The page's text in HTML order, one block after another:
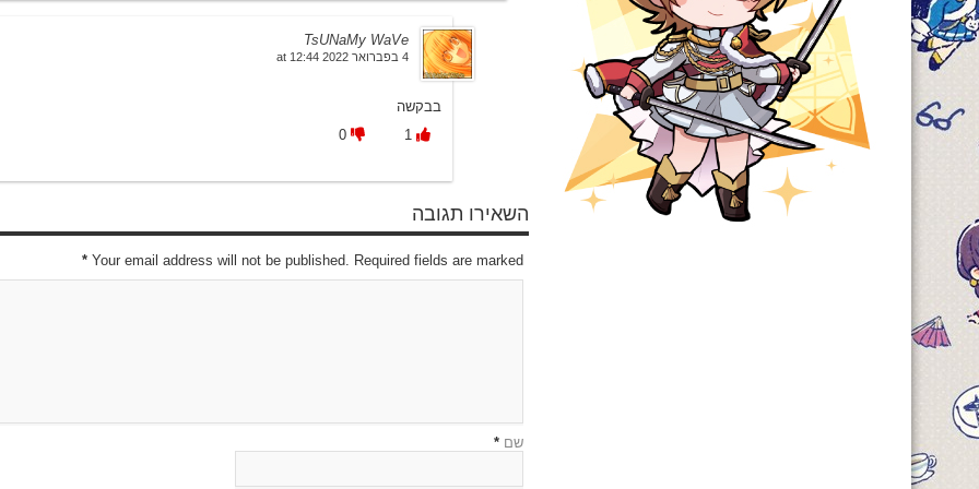
TsUNaMy WaVe
4 בפברואר 2022 at 12:44
בבקשה
1
0
השאירו תגובה
Your email address will not be published. Required fields are marked
*
שם *